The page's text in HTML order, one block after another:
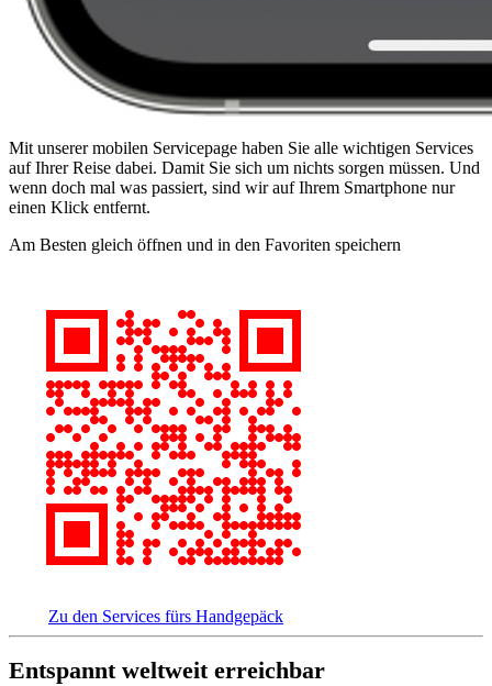
Mit unserer mobilen Servicepage haben Sie alle wichtigen Services
auf Ihrer Reise dabei. Damit Sie sich um nichts sorgen müssen. Und
wenn doch mal was passiert, sind wir auf Ihrem Smartphone nur
einen Klick entfernt.
Am Besten gleich öffnen und in den Favoriten speichern
Zu den Services fürs Handgepäck
Entspannt weltweit erreichbar